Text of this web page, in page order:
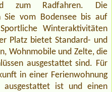
zum Radfahren. Die
Sie vom Bodensee bis auf
Winteraktivitäten
Platz bietet Standard- und
Wohnmobile und Zelte, die
ausgestattet sind. Für
in einer Ferienwohnung
ausgestattet ist und einen